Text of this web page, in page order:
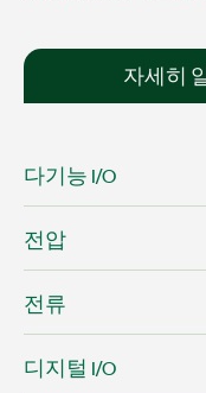
자세히
다기능 I/O
전압
전류
디지털 I/O